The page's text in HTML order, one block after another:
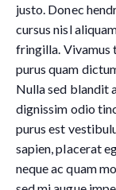
justo. Donec
cursus nisl
fringilla. Vivamus
purus quam
Nulla sed blandit
dignissim odio
purus est
sapien, placerat
neque ac quam